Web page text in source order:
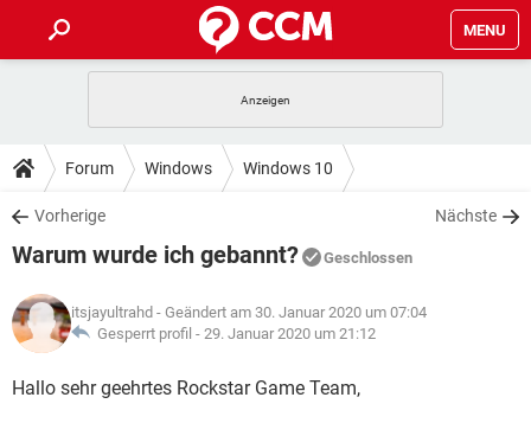
MENU
ANDROID IOS
WINDOWS 10
WHATSAPP TIKTOK
FACEBOOK
TIPPS & TRICKS
SPIELE STREAMING
WHATSAPP TIKTOK
FACEBOOK
DOWNLOADS
SPIELE STREAMING
ANDROID
WINDOWS 10 INSTAGRAM
WHATSAPP TIKTOK
SPIELE STREAMING
ANDROID
WINDOWS 10 INSTAGRAM
LEXIKON
SPIELE STREAMING
Forum Windows Windows 10
Vorherige Nächste
Warum wurde ich gebannt? Geschlossen
itsjayultrahd - Geändert am 30. Januar 2020 um 07:04
Gesperrt profil - 29. Januar 2020 um 21:12
Hallo sehr geehrtes Rockstar Game Team,